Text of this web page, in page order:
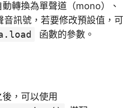
轉換為單聲道（mono）、
訊號，若要修改預設值，可
函數的參數。
，可以使用